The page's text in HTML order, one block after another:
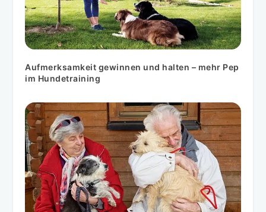
Aufmerksamkeit gewinnen und halten – mehr Pep
im Hundetraining